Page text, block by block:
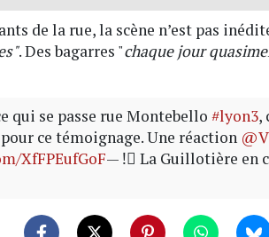
de la rue, la scène n’est pas
. Des bagarres "chaque jour
qui se passe rue Montebello #lyon3,
ce témoignage. Une réaction
XfFPEufGoF— !⃝ La Guillotière en